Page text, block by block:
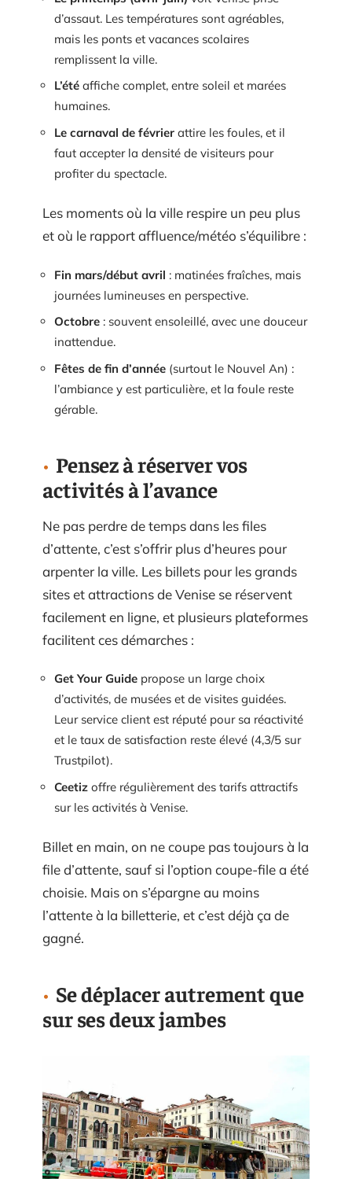
d’assaut. Les températures sont agréables,
mais les ponts et vacances scolaires
remplissent la ville.
L’été affiche complet, entre soleil et marées
humaines.
Le carnaval de février attire les foules, et il
faut accepter la densité de visiteurs pour
profiter du spectacle.
Les moments où la ville respire un peu plus
et où le rapport affluence/météo s’équilibre :
Fin mars/début avril : matinées fraîches, mais
journées lumineuses en perspective.
Octobre : souvent ensoleillé, avec une douceur
inattendue.
Fêtes de fin d’année (surtout le Nouvel An) :
l’ambiance y est particulière, et la foule reste
gérable.
Pensez à réserver vos
activités à l’avance
Ne pas perdre de temps dans les files
d’attente, c’est s’offrir plus d’heures pour
arpenter la ville. Les billets pour les grands
sites et attractions de Venise se réservent
facilement en ligne, et plusieurs plateformes
facilitent ces démarches :
Get Your Guide propose un large choix
d’activités, de musées et de visites guidées.
Leur service client est réputé pour sa réactivité
et le taux de satisfaction reste élevé (4,3/5 sur
Trustpilot).
Ceetiz offre régulièrement des tarifs attractifs
sur les activités à Venise.
Billet en main, on ne coupe pas toujours à la
file d’attente, sauf si l’option coupe-file a été
choisie. Mais on s’épargne au moins
l’attente à la billetterie, et c’est déjà ça de
gagné.
Se déplacer autrement que
sur ses deux jambes